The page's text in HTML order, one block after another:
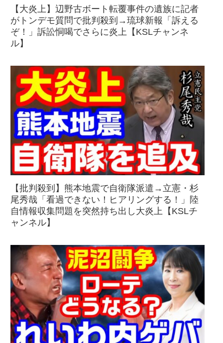
【大炎上】辺野古ボート転覆事件の遺族に記者
がトンデモ質問で批判殺到→琉球新報「訴える
ぞ！」訴訟恫喝でさらに炎上【KSLチャンネ
ル】
【批判殺到】熊本地震で自衛隊派遣→立憲・杉
尾秀哉「看過できない！ヒアリングする！」陸
自情報収集問題を突然持ち出し大炎上【KSLチ
ャンネル】